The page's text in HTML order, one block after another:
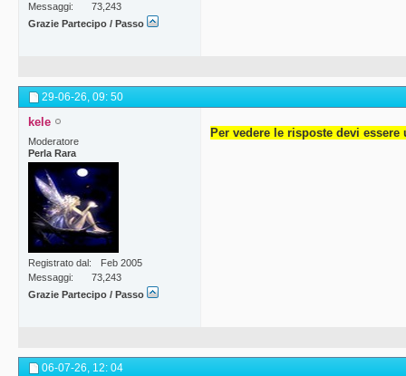
Messaggi
73,243
Grazie Partecipo / Passo
29-06-26, 09: 50
kele
Moderatore
Perla Rara
Registrato dal
Feb 2005
Messaggi
73,243
Grazie Partecipo / Passo
Per vedere le risposte devi
06-07-26, 12: 04